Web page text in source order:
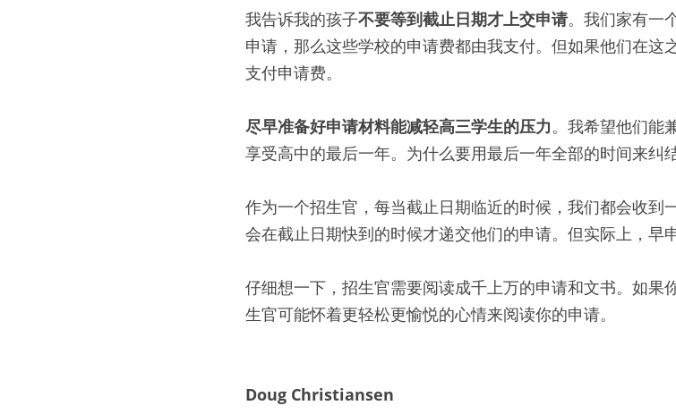
我告诉我的孩子不要等到截止日期才上交申请。我们家有一
申请，那么这些学校的申请费都由我支付。但如果他们在这
支付申请费。
尽早准备好申请材料能减轻高三学生的压力。我希望他们能
享受高中的最后一年。为什么要用最后一年全部的时间来纠
作为一个招生官，每当截止日期临近的时候，我们都会收
会在截止日期快到的时候才递交他们的申请。但实际上，早
仔细想一下，招生官需要阅读成千上万的申请和文书。如果
生官可能怀着更轻松更愉悦的心情来阅读你的申请。
Doug Christiansen